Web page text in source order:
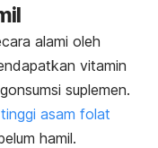
alami oleh
vitamin
suplemen.
asam folat
hamil.